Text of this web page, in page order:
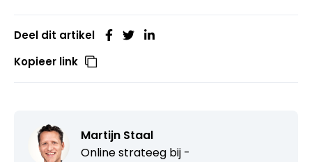
Deel dit artikel
Kopieer link
Martijn Staal
Online strateeg bij -